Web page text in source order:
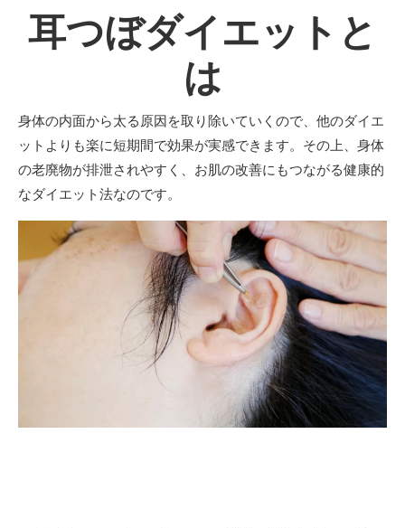
耳つぼダイエットと
は
身体の内面から太る原因を取り除いていくので、他のダイエ
ットよりも楽に短期間で効果が実感できます。その上、身体
の老廃物が排泄されやすく、お肌の改善にもつながる健康的
なダイエット法なのです。